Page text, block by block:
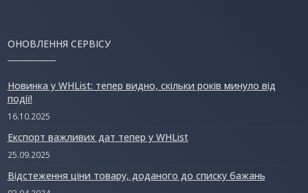
ОНОВЛЕННЯ СЕРВІСУ
Новинка у WHList: тепер видно, скільки років минуло від
події!
16.10.2025
Експорт важливих дат тепер у WHList
25.09.2025
Відстеження ціни товару, доданого до списку бажань